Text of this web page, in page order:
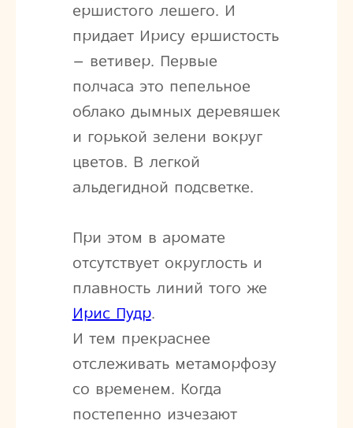
ершистого лешего. И
придает Ирису ершистость
– ветивер. Первые
полчаса это пепельное
облако дымных деревяшек
и горькой зелени вокруг
цветов. В легкой
альдегидной подсветке.
При этом в аромате
отсутствует округлость и
плавность линий того же
Ирис Пудр.
И тем прекраснее
отслеживать метаморфозу
со временем. Когда
постепенно изчезают